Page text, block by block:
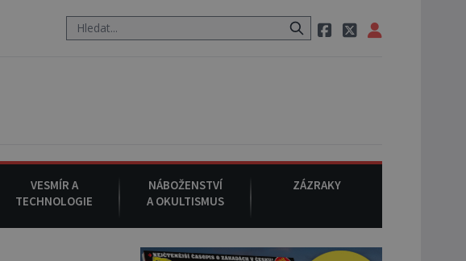
látka neznámého původu. : Na americké městečko
VESMÍR A
TECHNOLOGIE
NÁBOŽENSTVÍ
A OKULTISMUS
ZÁZRAKY